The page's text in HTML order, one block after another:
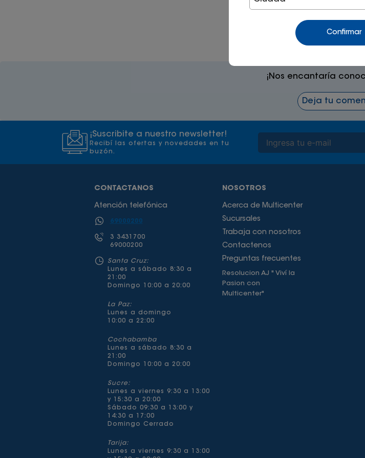
Confirmar
¡Nos encantaría
Deja tu
¡Suscribite a nuestro newsletter!
Recibí las ofertas y novedades en tu
buzón.
CONTACTANOS
Atención telefónica
69000200
3 3431700
69000200
Santa Cruz:
Lunes a sábado 8:30 a
21:00
Domingo 10:00 a 20:00
La Paz:
Lunes a domingo
10:00 a 22:00
Cochabamba
Lunes a sábado 8:30 a
21:00
Domingo 10:00 a 20:00
Sucre:
Lunes a viernes 9:30 a 13:00
y 15:30 a 20:00
Sábado 09:30 a 13:00 y
14:30 a 17:00
Domingo Cerrado
Tarija:
Lunes a viernes 9:30 a 13:00
NOSOTROS
Acerca de Multicenter
Sucursales
Trabaja con nosotros
Contactenos
Preguntas frecuentes
Resolucion AJ " Viví la
Pasion con
Multicenter"